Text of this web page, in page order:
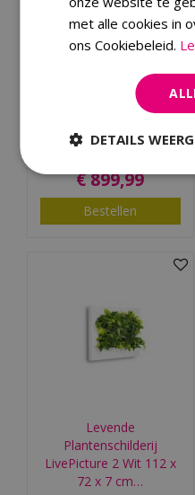
Plantenschilderij
LivePicture 2 Zwart 112
x 72 x 7 …
€899,99
Bestellen
Levende
Plantenschilderij
LivePicture 2 Wit 112 x
72 x 7 cm…
met alle cookies in
ons Cookiebeleid.
DETAILS